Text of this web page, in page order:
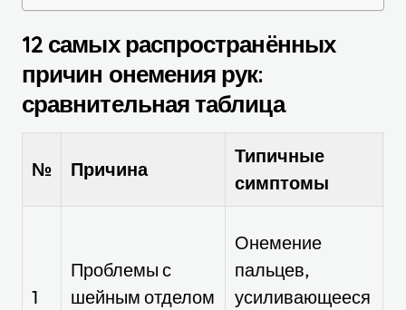
12 самых распространённых
причин онемения рук:
сравнительная таблица
№ Причина
Типичные
симптомы
1
Проблемы с
шейным отделом
Онемение
пальцев,
усиливающееся